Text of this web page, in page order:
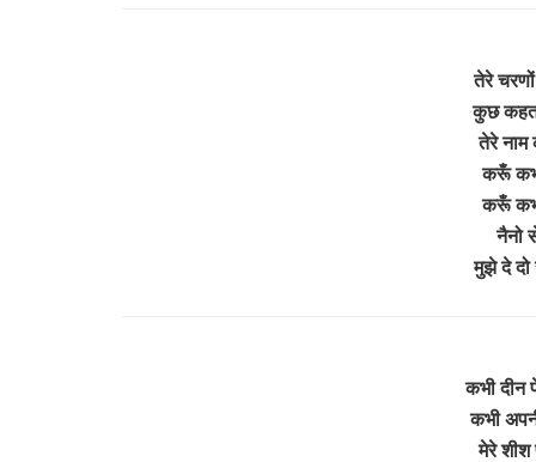
तेरे
कुछ
तेरे नाम
करूँ
करूँ
नैनो
मुझे दे
कभी दीन
कभी
मेरे शीश